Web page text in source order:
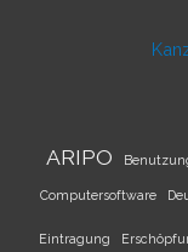
ARIPO
Computersoftware
Eintragung